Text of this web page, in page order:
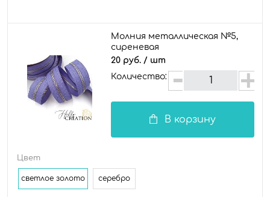
Молния металлическая №5,
сиреневая
20 руб. / шт
Количество:
В корзину
Цвет
светлое золото серебро